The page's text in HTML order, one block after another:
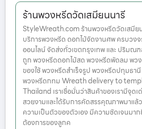
ร้านพวงหรีดวัดเสมียนนารี
StyleWreath.com ร้านพวงหรีดวัดเสมีย
บริการพวงหรีด ดอกไม้จัดงานศพ ครบวง
ออนไลน์ จัดส่งทั่วเขตกรุงเทพ และ ปริมณฑ
ถูก พวงหรีดดอกไม้สด พวงหรีดพัดลม พว
ของใช้ พวงหรีดสำเร็จรูป พวงหรีดปทุมธา
พวงหรีดกทม Wreath delivery to
Thailand เราเชื่อมั่นว่าสินค้าของเรามีจุด
สวยงามและได้รับการคัดสรรคุณภาพมาแ
ความเป็นตัวของตัวเอง มีความชัดเจนมา
ต้องการของลูกค